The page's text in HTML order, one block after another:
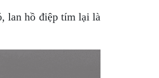
lan hồ điệp tím lại là